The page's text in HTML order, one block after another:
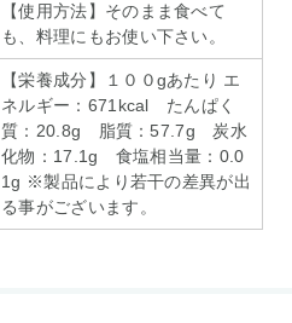
【使用方法】そのまま食べて
も、料理にもお使い下さい。
【栄養成分】１００gあたり エ
ネルギー：671kcal たんぱく
質：20.8g 脂質：57.7g 炭水
化物：17.1g 食塩相当量：0.0
1g ※製品により若干の差異が出
る事がございます。